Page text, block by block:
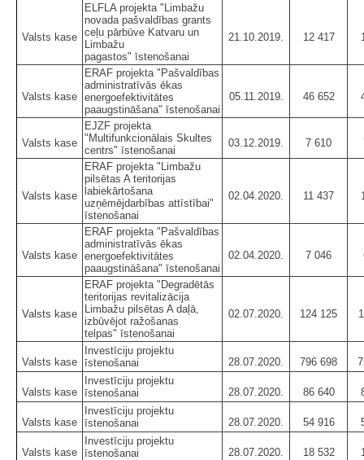
Valsts kase
ELFLA projekta "Limbažu
novada pašvaldības grants
ceļu pārbūve Katvaru un
Limbažu
pagastos" īstenošanai
21.10.2019. 12 417
Valsts kase
ERAF projekta "Pašvaldības
administratīvās ēkas
energoefektivitātes
paaugstināšana" īstenošanai
05.11.2019. 46 652
Valsts kase
EJZF projekta
"Multifunkcionālais Skultes
centrs" īstenošanai
03.12.2019. 7 610
Valsts kase
ERAF projekta "Limbažu
pilsētas A teritorijas
labiekārtošana
uzņēmējdarbības attīstībai"
īstenošanai
02.04.2020. 11 437
Valsts kase
ERAF projekta "Pašvaldības
administratīvās ēkas
energoefektivitātes
paaugstināšana" īstenošanai
02.04.2020. 7 046
Valsts kase
ERAF projekta "Degradētās
teritorijas revitalizācija
Limbažu pilsētas A daļā,
izbūvējot ražošanas
telpas" īstenošanai
02.07.2020. 124 125
Valsts kase
Investīciju projektu
īstenošanai
28.07.2020. 796 698
Valsts kase
Investīciju projektu
īstenošanai
28.07.2020. 86 640
Valsts kase
Investīciju projektu
īstenošanai
28.07.2020. 54 916
Valsts kase
Investīciju projektu
īstenošanai
28.07.2020. 18 532